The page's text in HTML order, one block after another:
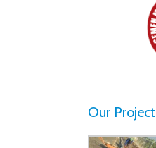
Our Project